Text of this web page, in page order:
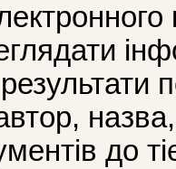
назва,
до